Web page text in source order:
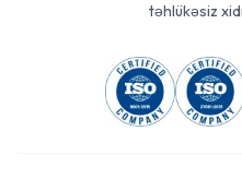
təhlükəsiz